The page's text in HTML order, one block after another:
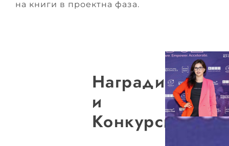
на книги в проектна фаза.
Награди
и
Конкурси